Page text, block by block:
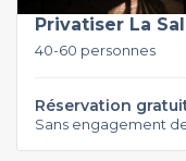
Privatiser La
40-60 personnes
Réservation
Sans engagement